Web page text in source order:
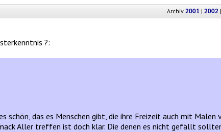
Archiv 2001 | 2002 |
?:
das es Menschen gibt, die ihre Freizeit auch mit Malen
Aller treffen ist doch klar. Die denen es nicht gefällt